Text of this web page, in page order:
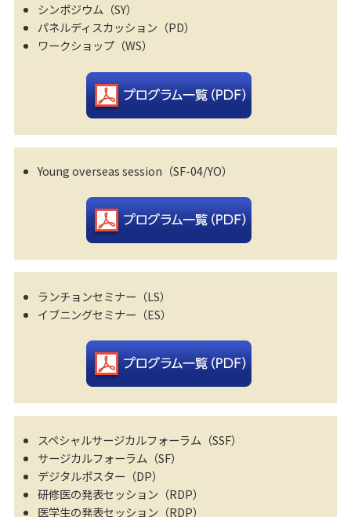
シンポジウム（SY）
パネルディスカッション（PD）
ワークショップ（WS）
Young overseas session（SF-04/YO）
ランチョンセミナー（LS）
イブニングセミナー（ES）
スペシャルサージカルフォーラム（SSF）
サージカルフォーラム（SF）
デジタルポスター（DP）
研修医の発表セッション（RDP）
医学生の発表セッション（RDP）